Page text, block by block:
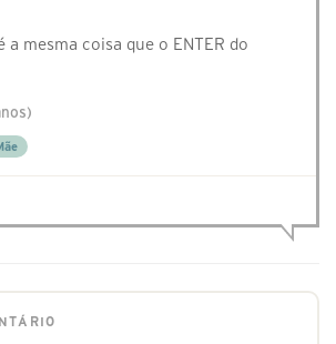
a mesma coisa que o ENTER do